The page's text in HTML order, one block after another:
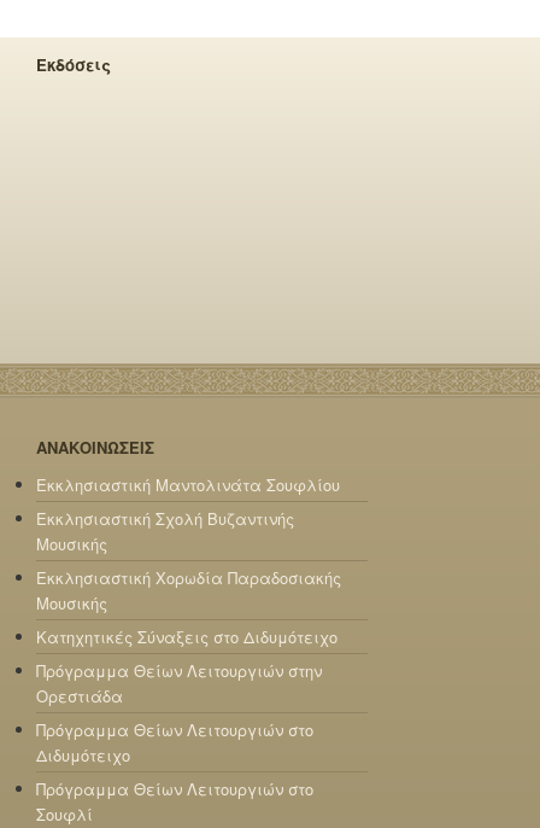
Εκδόσεις
ΑΝΑΚΟΙΝΩΣΕΙΣ
Εκκλησιαστική Μαντολινάτα Σουφλίου
Εκκλησιαστική Σχολή Βυζαντινής
Μουσικής
Εκκλησιαστική Χορωδία Παραδοσιακής
Μουσικής
Κατηχητικές Σύναξεις στο Διδυμότειχο
Πρόγραμμα Θείων Λειτουργιών στην
Ορεστιάδα
Πρόγραμμα Θείων Λειτουργιών στο
Διδυμότειχο
Πρόγραμμα Θείων Λειτουργιών στο
Σουφλί